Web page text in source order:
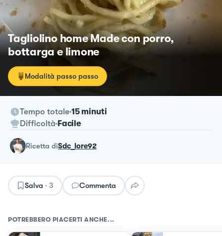
Tagliolino home Made con porro,
bottarga e limone
Modalità passo passo
Tempo totale 15 minuti
Difficoltà Facile
ricetta diSdc_lore92
Salva · 3 Commenta
POTREBBERO PIACERTI ANCHE...